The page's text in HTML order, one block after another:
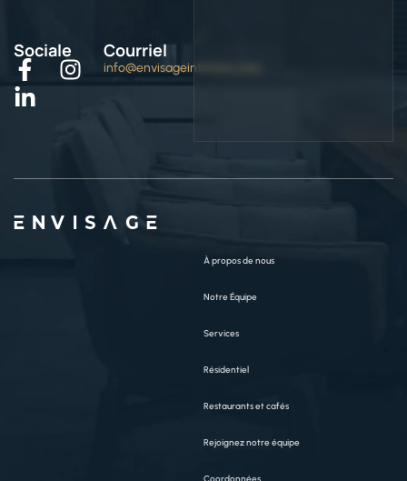
Sociale Courriel
info@envisageinteriors.com
ENVISAGE
À propos de nous
Notre Équipe
Services
Résidentiel
Restaurants et cafés
Rejoignez notre équipe